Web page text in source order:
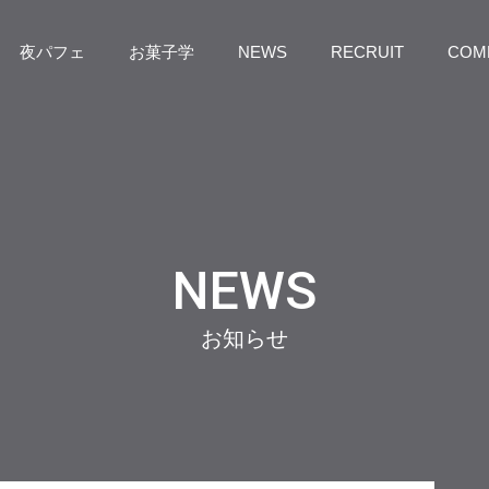
夜パフェ お菓子学 NEWS RECRUIT
NEWS
お知らせ